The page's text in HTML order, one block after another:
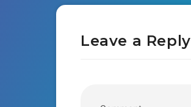
Leave a Reply